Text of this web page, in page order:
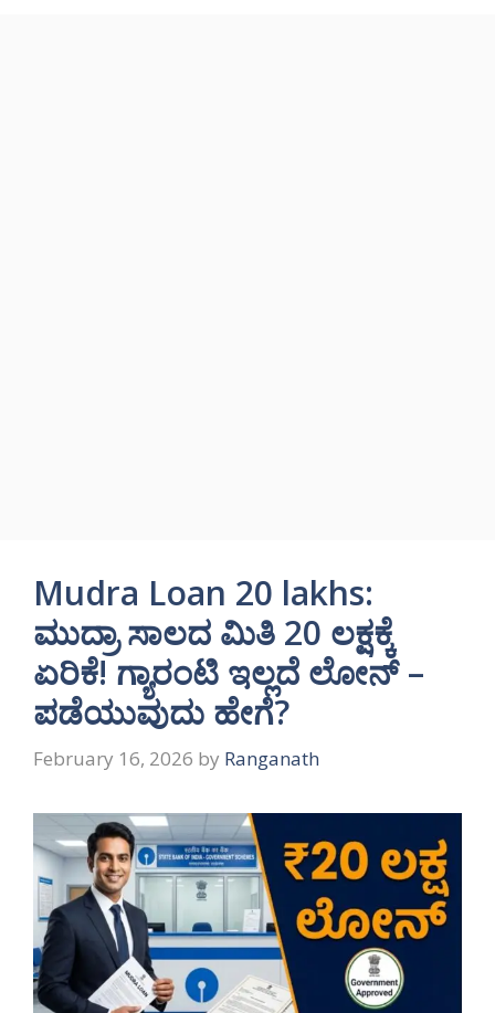
Mudra Loan 20 lakhs:
ಮುದ್ರಾ ಸಾಲದ ಮಿತಿ 20 ಲಕ್ಷಕ್ಕೆ
ಏರಿಕೆ! ಗ್ಯಾರಂಟಿ ಇಲ್ಲದೆ ಲೋನ್ –
ಪಡೆಯುವುದು ಹೇಗೆ?
February 16, 2026 by Ranganath